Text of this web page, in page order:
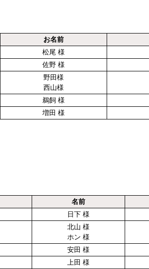
お名前
松尾 様
佐野 様
野田様
西山様
鵜飼 様
増田 様
名前
日下 様
北山 様
ホン 様
安田 様
上田 様